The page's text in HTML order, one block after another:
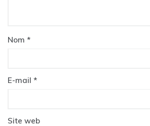
Nom *
E-mail *
Site web